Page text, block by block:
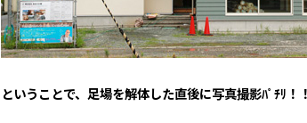
ということで、足場を解体した直後に写真撮影ﾊﾟﾁﾘ！！